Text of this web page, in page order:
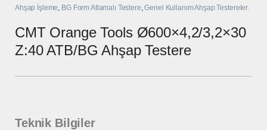
Ahşap İşleme, BG Form Atlamalı Testere,Genel Kullanım Ahşap Testereler.
CMT Orange Tools Ø600×4,2/3,2×30
Z:40 ATB/BG Ahşap Testere
Teknik Bilgiler